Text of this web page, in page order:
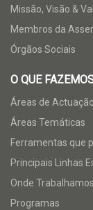
Missão, Visão &
Membros da
Órgãos Sociais
O QUE
Áreas de Actuação
Áreas Temáticas
Ferramentas que
Principais Linhas
Onde Trabalhamos
Programas